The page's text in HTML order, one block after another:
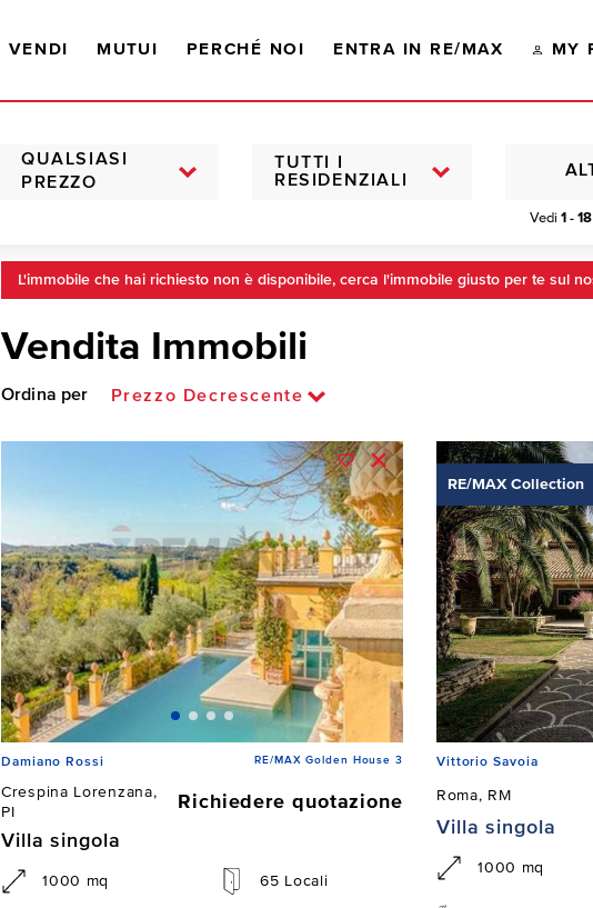
VENDI MUTUI PERCHÉ NOI ENTRA IN RE/MAX MY
QUALSIASI
PREZZO
TUTTI I
RESIDENZIALI
Vedi 1 - 18
L'immobile che hai richiesto non è disponibile, cerca l'immobile giusto per te sul
Vendita Immobili
Ordina per Prezzo Decrescente
Damiano Rossi RE/MAX Golden House 3
Crespina Lorenzana,
PI
Richiedere quotazione
Villa singola
1000 mq 65 Locali
RE/MAX Collection
Vittorio Savoia
Roma, RM
Villa singola
1000 mq